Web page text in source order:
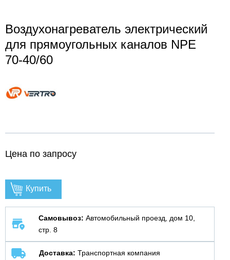
Воздухонагреватель электрический
для прямоугольных каналов NPE
70-40/60
Цена по запросу
Купить
Самовывоз: Автомобильный проезд, дом 10,
стр. 8
Доставка: Транспортная компания